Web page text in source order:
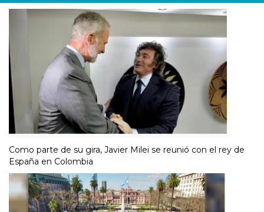
Como parte de su gira, Javier Milei se reunió con el rey de
España en Colombia